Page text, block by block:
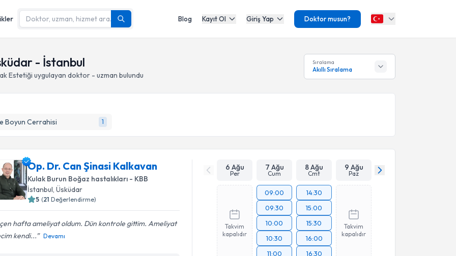
Blog Kayıt Ol Giriş Yap Doktor musun?
- İstanbul
Estetiği uygulayan doktor - uzman bulundu
Sıralama
Akıllı Sıralama
Boyun Cerrahisi 1
Op. Dr. Can Şinasi Kalkavan
Kulak Burun Boğaz hastalıkları - KBB
İstanbul, Üsküdar
5 (21 Değerlendirme)
hafta ameliyat oldum. Dün kontrole gittim. Ameliyat
kendi...
Devamı
6 Ağu
Per
7 Ağu
Cum
8 Ağu
Cmt
9 Ağu
Paz
Takvim
kapalıdır
09:00
09:30
10:00
10:30
11:00
14:30
15:00
15:30
16:00
16:30
Takvim
kapalıdır